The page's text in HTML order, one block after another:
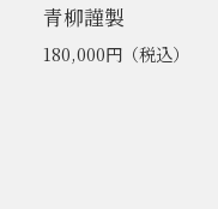
青柳謹製
180,000円（税込）